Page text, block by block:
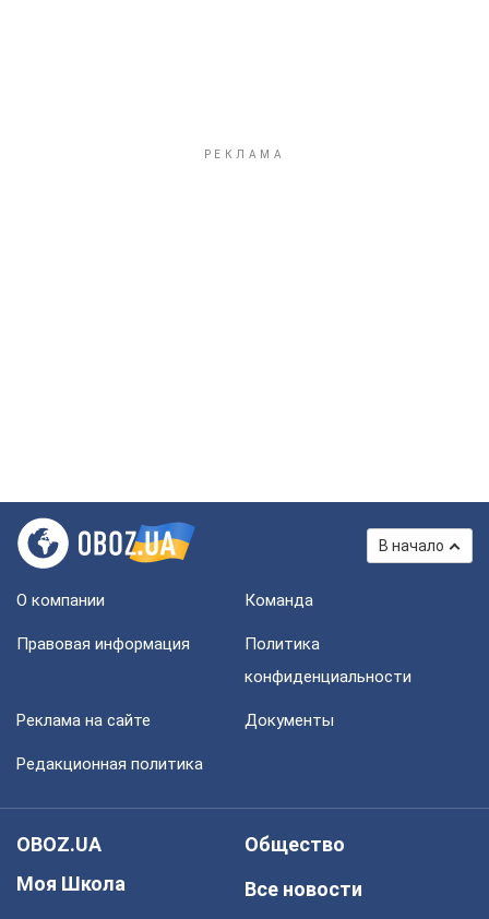
В начало
О компании Команда
Правовая информация
Политика
конфиденциальности
Реклама на сайте Документы
Редакционная политика
OBOZ.UA
Моя Школа
Общество
Все новости